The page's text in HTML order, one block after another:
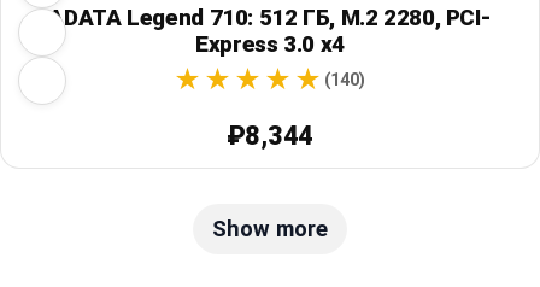
ADATA Legend 710: 512 ГБ, M.2 2280, PCI-
Express 3.0 x4
(140)
₽8,344
Show more